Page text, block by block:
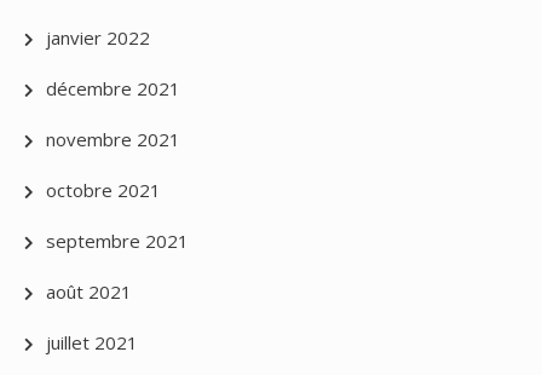
janvier 2022
décembre 2021
novembre 2021
octobre 2021
septembre 2021
août 2021
juillet 2021